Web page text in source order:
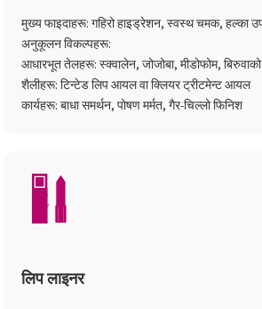
मुख्य फाइदाहरू: गहिरो हाइड्रेशन, स्वस्थ चमक, हल्का
अनुकूलन विकल्पहरू:
आधारभूत तेलहरू: स्क्वालेन, जोजोबा, मीडोफोम,
शैलीहरू: टिन्टेड लिप आयल वा क्लियर ट्रीटमेन्ट आयल
कार्यहरू: बाधा समर्थन, पोषण मर्मत, गैर-चिल्लो फिनिश
लिप लाइनर